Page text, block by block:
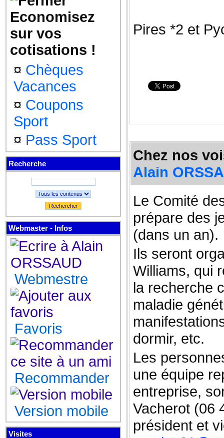
Economisez
sur vos
cotisations !
¤ Chèques
Vacances
¤ Coupons
Sport
¤ Pass Sport
Recherche
Rechercher
Webmaster - Infos
Webmestre
Favoris
Recommander
Version mobile
Visites
Pires *2 et
Chez nos
Alain
Le Comité
prépare des
(dans un an).
Ils seront
Williams, qui
la recherche
maladie
dormir, etc.
Les
une équipe
entreprise,
Vacherot (06
président et